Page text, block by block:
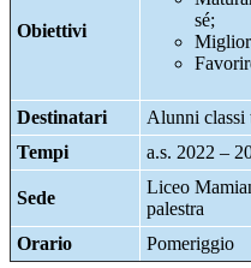
Obiettivi
sé;
Destinatari
Alunni classi
Tempi
a.s. 2022 –
Sede
Liceo
palestra
Orario
Pomeriggio